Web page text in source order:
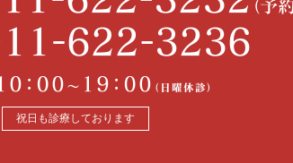
祝日も診療しております